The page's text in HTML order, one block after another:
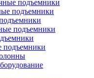
подъемники
подъемники
подъемники
подъемники